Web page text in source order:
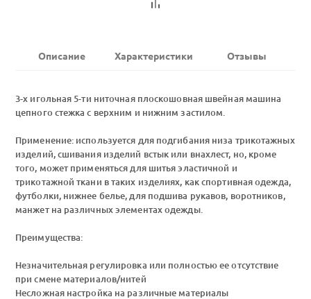
Описание Характеристики Отзывы
3-х игольная 5-ти ниточная плоскошовная швейная машина
цепного стежка с верхним и нижним застилом.
Применение: используется для подгибания низа трикотажных
изделий, сшивания изделий встык или внахлест, но, кроме
того, может применяться для шитья эластичной и
трикотажной ткани в таких изделиях, как спортивная одежда,
футболки, нижнее белье, для подшива рукавов, воротников,
манжет на различных элементах одежды.
Преимущества:
Незначительная регулировка или полностью ее отсутствие
при смене материалов/нитей
Несложная настройка на различные материалы